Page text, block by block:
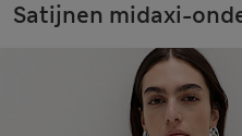
Satijnen midaxi-